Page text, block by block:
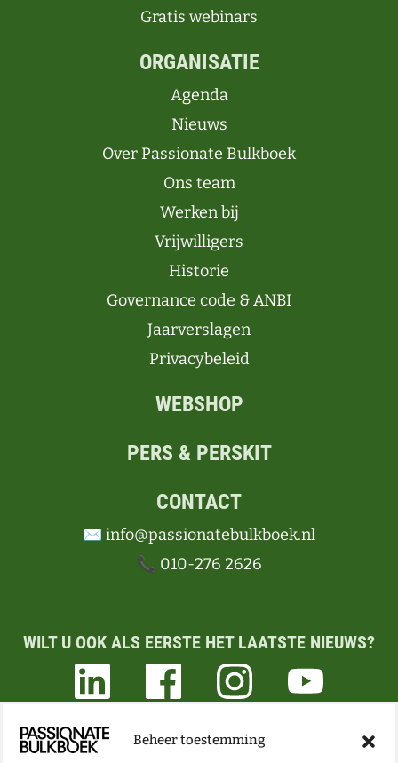
Beheer toestemming
Gratis webinars
ORGANISATIE
Agenda
Nieuws
Over Passionate Bulkboek
Ons team
Werken bij
Vrijwilligers
Historie
Governance code & ANBI
Jaarverslagen
Privacybeleid
WEBSHOP
PERS & PERSKIT
CONTACT
✉️ info@passionatebulkboek.nl
📞 010-276 2626
WILT U OOK ALS EERSTE HET LAATSTE NIEUWS?